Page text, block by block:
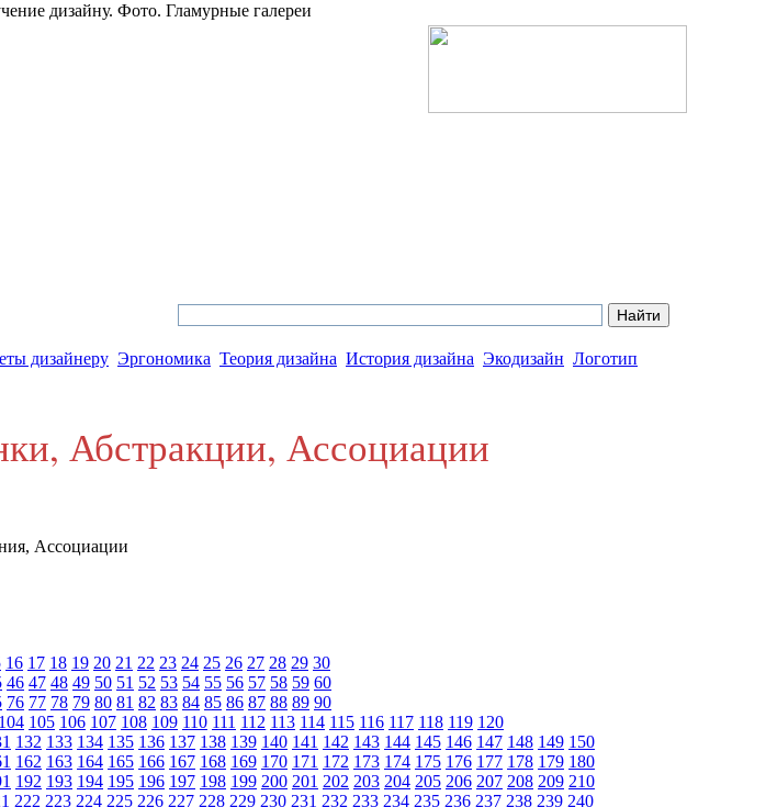
дизайну. Фото. Гламурные галереи
дизайнеру Эргономика Теория дизайна История дизайна Экодизайн Логотип
Абстракции, Ассоциации
Ассоциации
16 17 18 19 20 21 22 23 24 25 26 27 28 29 30
46 47 48 49 50 51 52 53 54 55 56 57 58 59 60
76 77 78 79 80 81 82 83 84 85 86 87 88 89 90
104 105 106 107 108 109 110 111 112 113 114 115 116 117 118 119 120
132 133 134 135 136 137 138 139 140 141 142 143 144 145 146 147 148 149 150
162 163 164 165 166 167 168 169 170 171 172 173 174 175 176 177 178 179 180
192 193 194 195 196 197 198 199 200 201 202 203 204 205 206 207 208 209 210
222 223 224 225 226 227 228 229 230 231 232 233 234 235 236 237 238 239 240